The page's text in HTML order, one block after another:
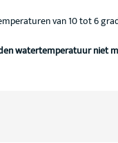
van 10 tot 6
watertemperatuur niet